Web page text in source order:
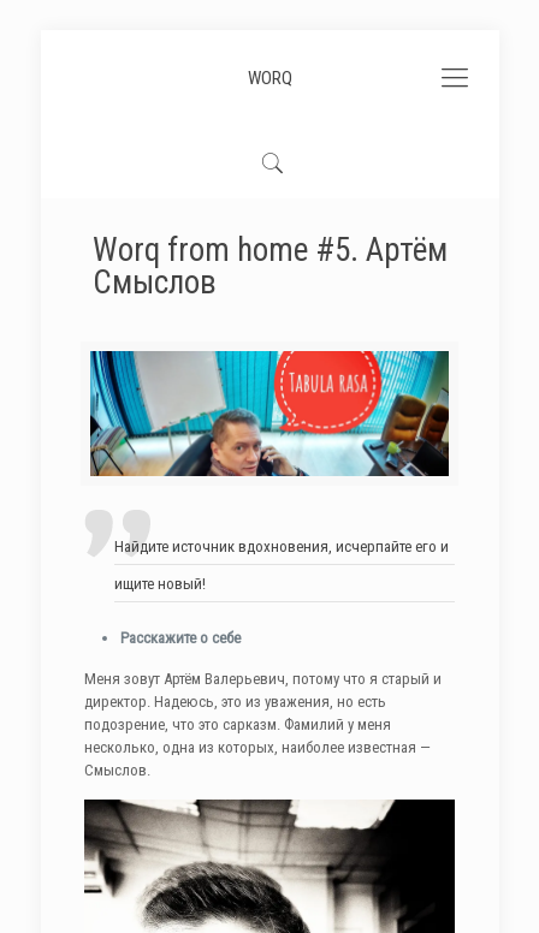
WORQ
Worq from home #5. Артём
Смыслов
Найдите источник вдохновения, исчерпайте его и
ищите новый!
Расскажите о себе
Меня зовут Артём Валерьевич, потому что я старый и
директор. Надеюсь, это из уважения, но есть
подозрение, что это сарказм. Фамилий у меня
несколько, одна из которых, наиболее известная —
Смыслов.